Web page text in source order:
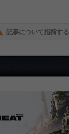
記事について指摘する